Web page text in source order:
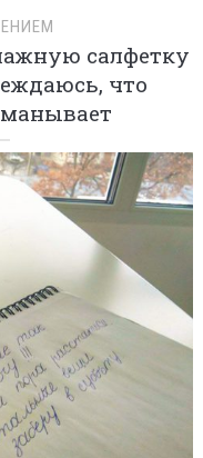
салфетку
что